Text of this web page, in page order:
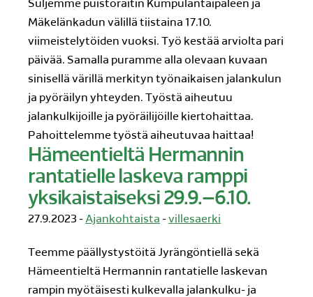
Suljemme puistoraitin Kumpulantaipaleen ja
Mäkelänkadun välillä tiistaina 17.10.
viimeistelytöiden vuoksi. Työ kestää arviolta pari
päivää. Samalla puramme alla olevaan kuvaan
sinisellä värillä merkityn työnaikaisen jalankulun
ja pyöräilyn yhteyden. Työstä aiheutuu
jalankulkijoille ja pyöräilijöille kiertohaittaa.
Pahoittelemme työstä aiheutuvaa haittaa!
Hämeentieltä Hermannin
rantatielle laskeva ramppi
yksikaistaiseksi 29.9.–6.10.
27.9.2023 -Ajankohtaista -villesaerki
Teemme päällystystöitä Jyrängöntiellä sekä
Hämeentieltä Hermannin rantatielle laskevan
rampin myötäisesti kulkevalla jalankulku- ja